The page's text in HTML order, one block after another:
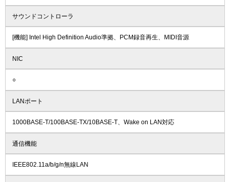
サウンドコントローラ
[機能] Intel High Definition Audio準拠、PCM録音再生、MIDI音源
NIC
○
LANポート
1000BASE-T/100BASE-TX/10BASE-T、Wake on LAN対応
通信機能
IEEE802.11a/b/g/n無線LAN